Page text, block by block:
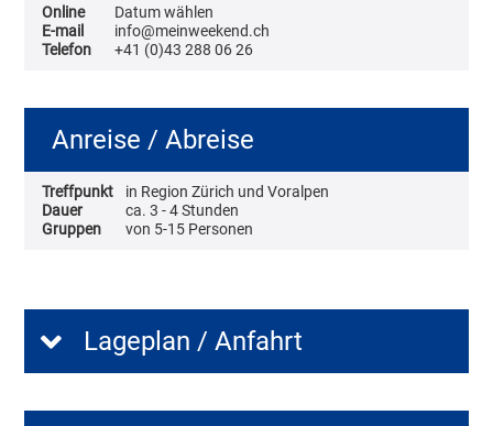
Online
Datum wählen
E-mail
info@meinweekend.ch
Telefon
+41 (0)43 288 06 26
Anreise / Abreise
Treffpunkt
in Region Zürich und Voralpen
Dauer
ca. 3 - 4 Stunden
Gruppen
von 5-15 Personen
Lageplan / Anfahrt